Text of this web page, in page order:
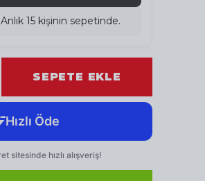
Anlık 16 kişinin sepetinde.
SEPETE EKLE